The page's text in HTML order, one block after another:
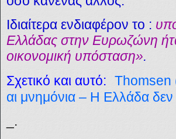
Ιδιαίτερα ενδιαφέρον το :
Ελλάδας στην Ευρωζώνη
οικονομική υπόσταση».
Σχετικό και αυτό: Thomsen
αι μνημόνια – Η Ελλάδα
_.